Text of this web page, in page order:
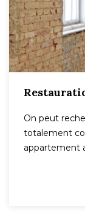
On peut
totalement
appartement